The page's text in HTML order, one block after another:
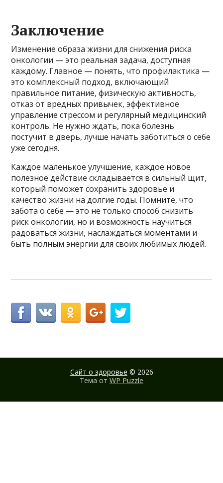
Заключение
Изменение образа жизни для снижения риска
онкологии — это реальная задача, доступная
каждому. Главное — понять, что профилактика —
это комплексный подход, включающий
правильное питание, физическую активность,
отказ от вредных привычек, эффективное
управление стрессом и регулярный медицинский
контроль. Не нужно ждать, пока болезнь
постучит в дверь, лучше начать заботиться о себе
уже сегодня.
Каждое маленькое улучшение, каждое новое
полезное действие складывается в сильный щит,
который поможет сохранить здоровье и
качество жизни на долгие годы. Помните, что
забота о себе — это не только способ снизить
риск онкологии, но и возможность научиться
радоваться жизни, наслаждаться моментами и
быть полным энергии для своих любимых людей.
Сайт о здоровье © 2026
Тема от WP Puzzle